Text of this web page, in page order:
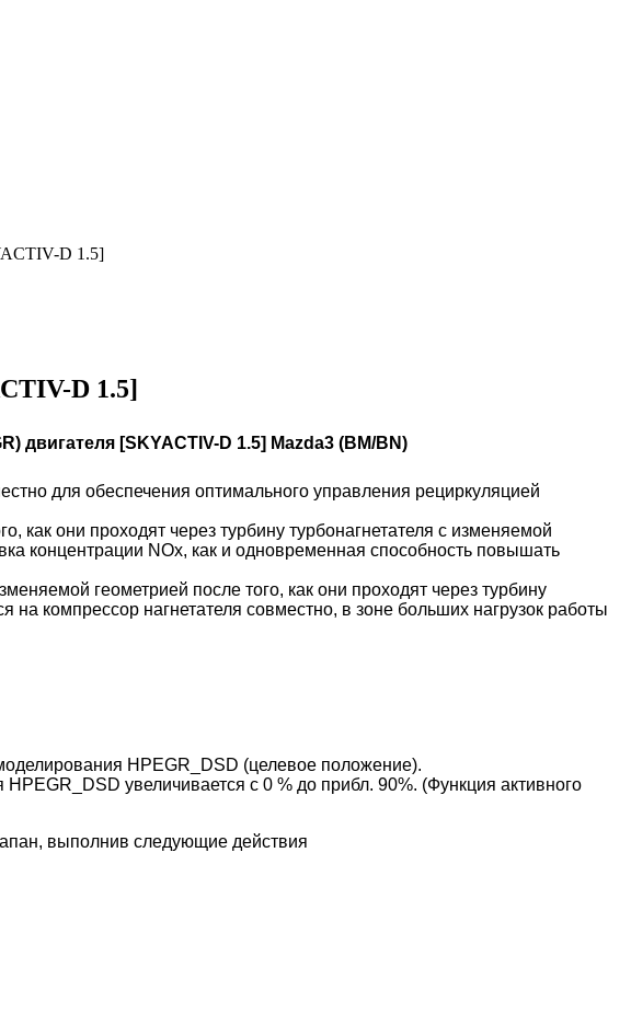
D 1.5]
D 1.5]
двигателя [SKYACTIV-D 1.5] Mazda3 (BM/BN)
для обеспечения оптимального управления рециркуляцией
как они проходят через турбину турбонагнетателя с изменяемой
концентрации NOx, как и одновременная способность повышать
геометрией после того, как они проходят через турбину
компрессор нагнетателя совместно, в зоне больших нагрузок работы
HPEGR_DSD (целевое положение).
увеличивается с 0 % до прибл. 90%. (Функция активного
выполнив следующие действия